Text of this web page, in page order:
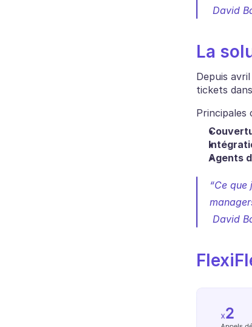
David
La
Depuis
tickets
Principales
Agents
“Ce
David